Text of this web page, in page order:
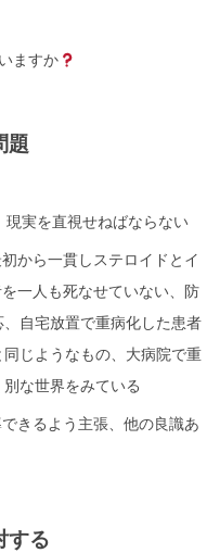
ますか
題
現実を直視せねばならない
から一貫しステロイドとイ
一人も死なせていない、防
自宅放置で重病化した患者
じようなもの、大病院で重
な世界をみている
きるよう主張、他の良識あ
する